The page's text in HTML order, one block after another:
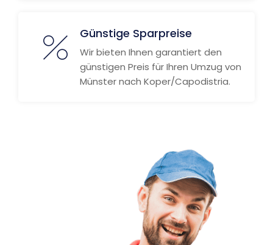
Günstige Sparpreise
Wir bieten Ihnen garantiert den
günstigen Preis für Ihren Umzug von
Münster nach Koper/Capodistria.